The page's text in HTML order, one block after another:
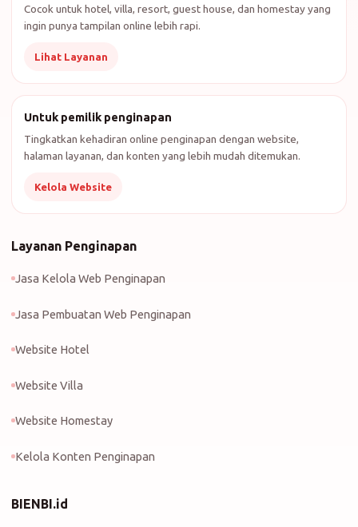
Cocok untuk hotel, villa, resort, guest house, dan homestay yang
ingin punya tampilan online lebih rapi.
Lihat Layanan
Untuk pemilik penginapan
Tingkatkan kehadiran online penginapan dengan website,
halaman layanan, dan konten yang lebih mudah ditemukan.
Kelola Website
Layanan Penginapan
Jasa Kelola Web Penginapan
Jasa Pembuatan Web Penginapan
Website Hotel
Website Villa
Website Homestay
Kelola Konten Penginapan
BIENBI.id